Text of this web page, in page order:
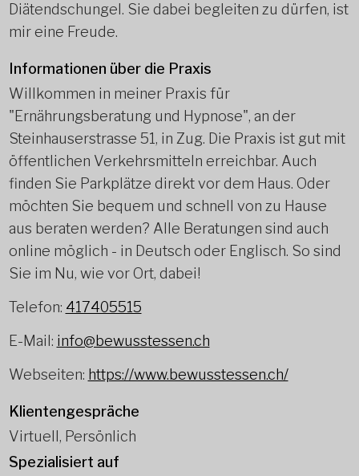
Diätendschungel. Sie dabei begleiten zu dürfen, ist
mir eine Freude.
Informationen über die Praxis
Willkommen in meiner Praxis für
"Ernährungsberatung und Hypnose", an der
Steinhauserstrasse 51, in Zug. Die Praxis ist gut mit
öffentlichen Verkehrsmitteln erreichbar. Auch
finden Sie Parkplätze direkt vor dem Haus. Oder
möchten Sie bequem und schnell von zu Hause
aus beraten werden? Alle Beratungen sind auch
online möglich - in Deutsch oder Englisch. So sind
Sie im Nu, wie vor Ort, dabei!
Telefon: 417405515
E-Mail: info@bewusstessen.ch
Webseiten: https://www.bewusstessen.ch/
Klientengespräche
Virtuell, Persönlich
Spezialisiert auf